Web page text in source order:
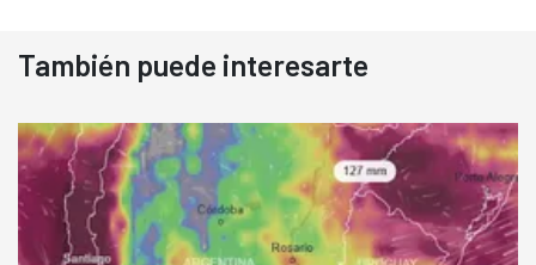
También puede interesarte